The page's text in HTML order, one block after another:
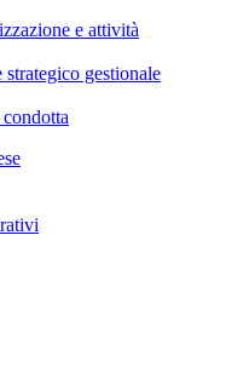
e attività
gestionale